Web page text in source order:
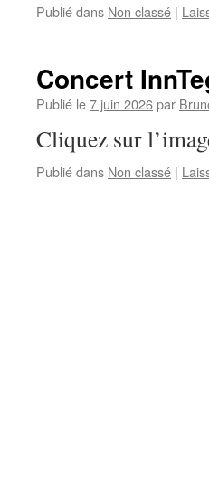
Publié dans Non classé |
Concert
Publié le7 juin 2026par
Cliquez sur
Publié dans Non classé |